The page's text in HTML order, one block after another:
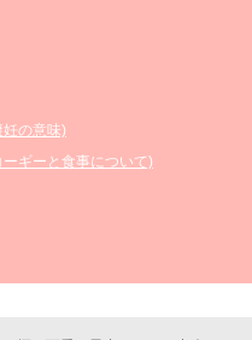
妊の意味)
ギーと食事について)